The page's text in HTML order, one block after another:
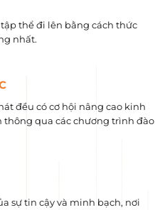
thể đi lên bằng cách thức
nhất.
đều có cơ hội nâng cao kinh
qua các chương trình đào
sự tin cậy và minh bạch, nơi